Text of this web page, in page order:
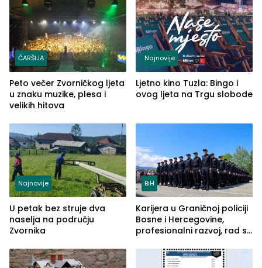
ČARŠIJA
Peto večer Zvorničkog ljeta
u znaku muzike, plesa i
velikih hitova
Najnovije
Ljetno kino Tuzla: Bingo i
ovog ljeta na Trgu slobode
Najnovije
U petak bez struje dva
naselja na području
Zvornika
BiH
Karijera u Graničnoj policiji
Bosne i Hercegovine,
profesionalni razvoj, rad sa
služba građanima